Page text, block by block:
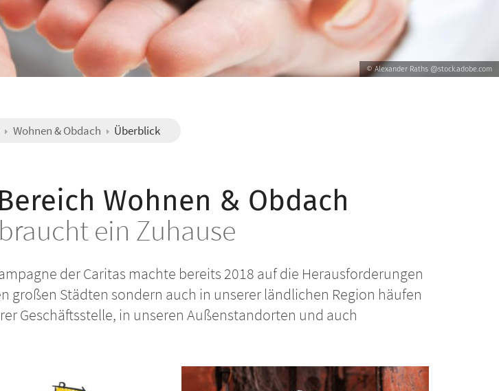
© Alexander Raths @stock.adobe.com
Wohnen & Obdach Überblick
Wohnen & Obdach
ein Zuhause
der Caritas machte bereits 2018 auf die Herausforderungen
großen Städten sondern auch in unserer ländlichen Region häufen
Geschäftsstelle, in unseren Außenstandorten und auch